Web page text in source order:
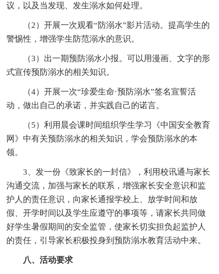
议，以及当发现、发生溺水如何处理。
（2）开展一次观看“防溺水”影片活动。提高学生的
警惕性，增强学生防范溺水的意识。
（3）出一期预防溺水小报。可以用漫画、文字的形
式宣传预防溺水的相关知识。
（4）开展一次“珍爱生命·预防溺水”签名宣誓活
动，做出自己的承诺，并实践自己的诺言。
（5）利用晨会课时间组织学生学习《中国安全教育
网》中有关预防溺水的相关知识，学会预防溺水的本
领。
3、发一份《致家长的一封信》，利用校讯通与家长
沟通交流，加强与家长的联系，增强家长安全意识和监
护人的责任意识，向家长通报学校上、放学时间和放
假、开学时间以及学生应遵守的事项等，请家长共同做
好学生暑假期间的安全监管，使家长切实担负起监护人
的责任，引导家长积极投身到预防溺水教育活动中来。
八、活动要求